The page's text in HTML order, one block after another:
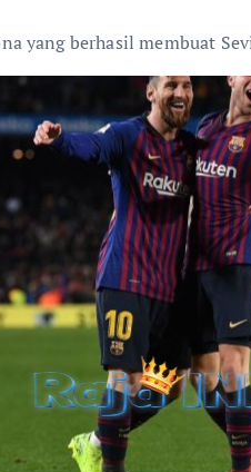
yang berhasil membuat